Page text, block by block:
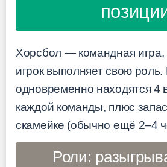
Хорсбол — командная игра,
игрок выполняет свою
одновременно находятся 4
каждой команды, плюс
скамейке (обычно ещё 2–4
Роли: